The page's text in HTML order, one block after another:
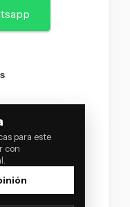
para este
con